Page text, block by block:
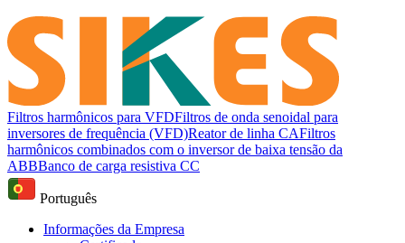
Filtros harmônicos para VFDFiltros de onda senoidal para
inversores de frequência (VFD)Reator de linha CAFiltros
harmônicos combinados com o inversor de baixa tensão da
ABBBanco de carga resistiva CC
Português
Informações da Empresa